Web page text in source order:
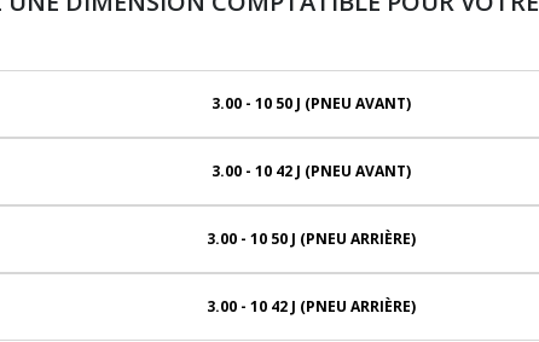
3.00 - 10 50 J (PNEU AVANT)
3.00 - 10 42 J (PNEU AVANT)
3.00 - 10 50 J (PNEU ARRIÈRE)
3.00 - 10 42 J (PNEU ARRIÈRE)